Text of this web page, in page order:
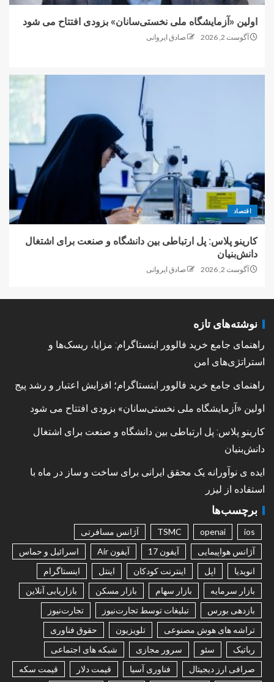
اولین «آزمایشگاه ملی نخستی‌سانان» بزودی افتتاح می شود
آگوست 2, 2026 صادق ایروانی
اقتصاد
کارینو پلاس: پل ارتباطی بین دانشگاه و صنعت برای اشتغال
دانش‌بنیان
آگوست 2, 2026 صادق ایروانی
نوشته‌های تازه
راهنمای جامع خرید فالوور اینستاگرام: مزایا، ریسک‌ها و
استراتژی‌های امن
راهنمای جامع خرید فالوور اینستاگرام؛ افزایش اعتبار و رشد پیج
اولین «آزمایشگاه ملی نخستی‌سانان» بزودی افتتاح می شود
کارینو پلاس: پل ارتباطی بین دانشگاه و صنعت برای اشتغال
دانش‌بنیان
ایده ی نوآورانه یک محقق ایرانی برای ساخت و ساز در ماه با
استفاده از لیزر
برچسب‌ها
ios
openai
TSMC
آژانس مسافرتی
آژانس هواپیمایی
آیفون 17 آیفون Air
اسرائیل و حماس
انویدیا
اپل اینترنت کودکان اینتل
اینستاگرام
بازار سرمایه
بازار سهام بازار مسکن
بازاریابی آنلاین
بازدهی بورس
تبلیغات توسط تجارت‌نیوز
تجارت‌نیوز
تراشه های هوش مصنوعی
تلویزیون
حقوق فناوری
رباتیک
سئو سرور مجازی
شبکه های اجتماعی
صرافی ارز دیجیتال
فناوری آسیا قیمت دلار
قیمت سکه